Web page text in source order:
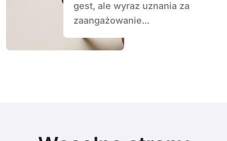
gest, ale wyraz uznania za
zaangażowanie...